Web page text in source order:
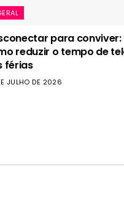
para conviver:
reduzir o tempo de
férias
JULHO DE 2026